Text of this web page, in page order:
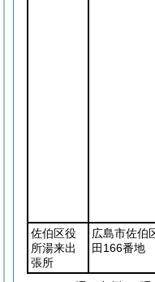
佐伯区役
所湯来出
張所
広島市佐伯
田166番地